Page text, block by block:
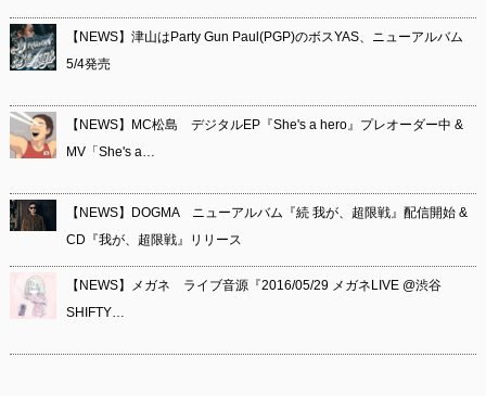
【NEWS】津山はParty Gun Paul(PGP)のボスYAS、ニューアルバム
5/4発売
【NEWS】MC松島 デジタルEP『She's a hero』プレオーダー中 &
MV「She's a…
【NEWS】DOGMA ニューアルバム『続 我が、超限戦』配信開始 &
CD『我が、超限戦』リリース
【NEWS】メガネ ライブ音源『2016/05/29 メガネLIVE @渋谷
SHIFTY…